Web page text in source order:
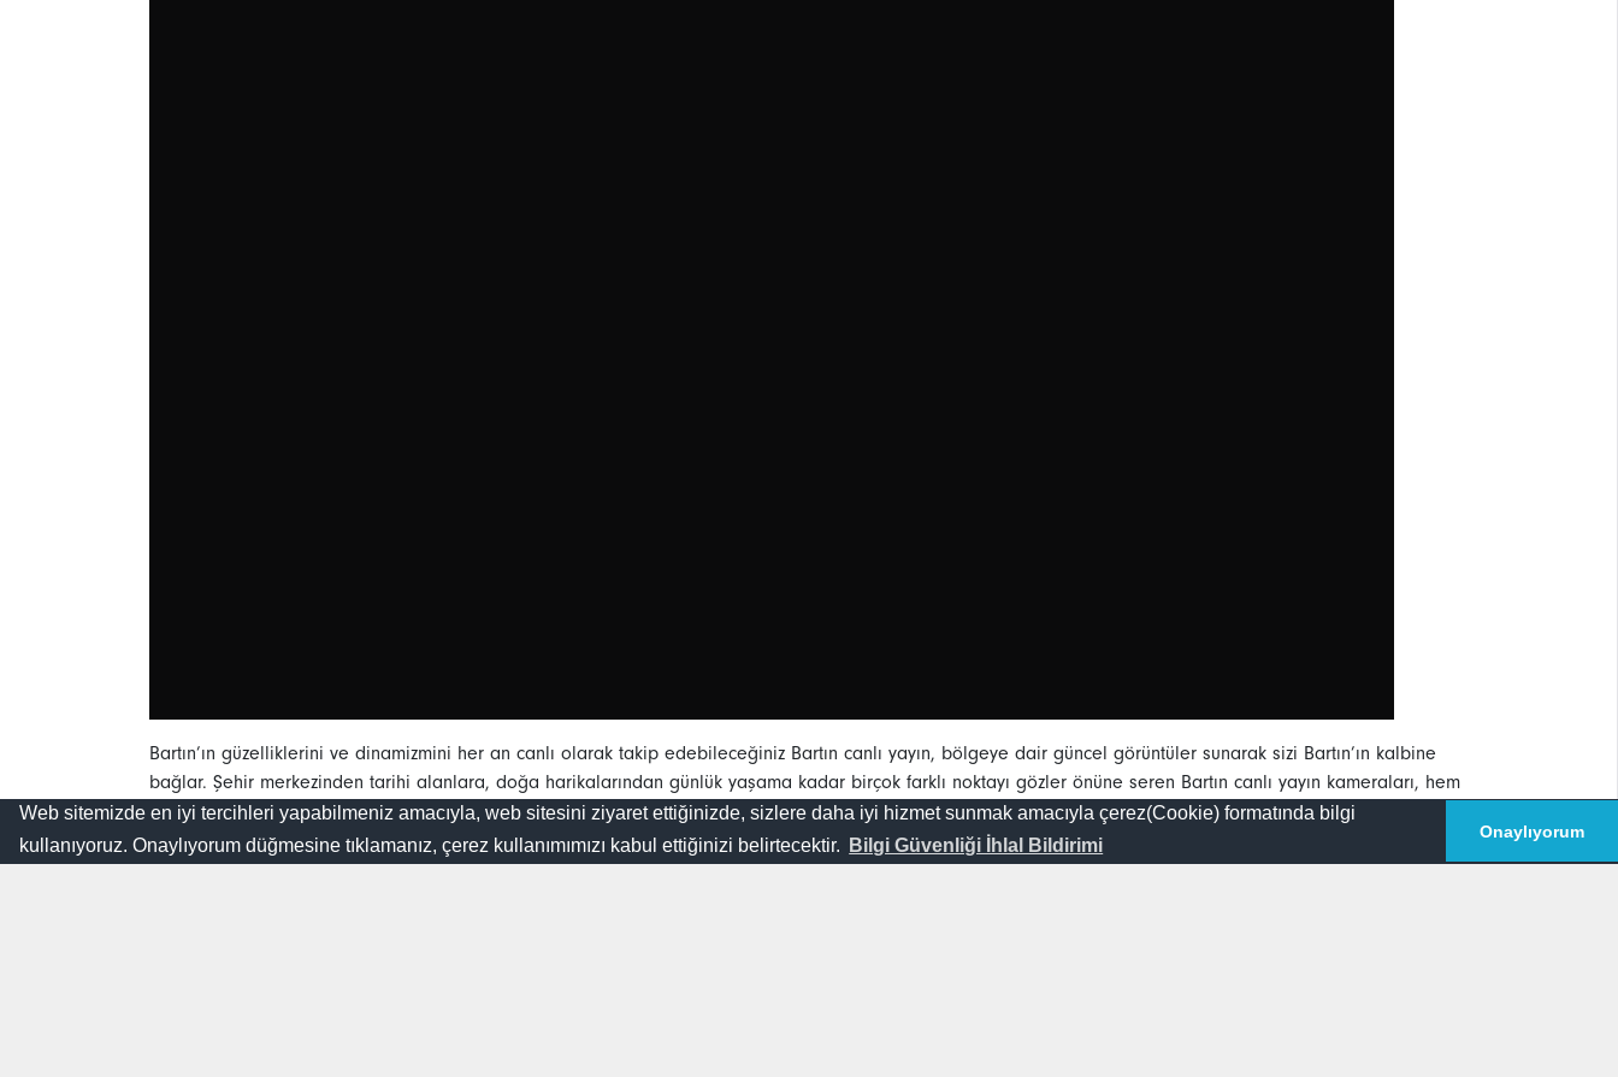
Web sitemizde en iyi tercihleri yapabilmeniz amacıyla, web sitesini ziyaret ettiğinizde, sizlere daha iyi hizmet sunmak amacıyla çerez(Cookie) formatında bilgi
kullanıyoruz. Onaylıyorum düğmesine tıklamanız, çerez kullanımımızı kabul ettiğinizi belirtecektir.
Bilgi Güvenliği İhlal Bildirimi
Onaylıyorum
Bartın’ın güzelliklerini ve dinamizmini her an canlı olarak takip edebileceğiniz Bartın canlı yayın, bölgeye dair güncel görüntüler sunarak sizi Bartın’ın kalbine
bağlar. Şehir merkezinden tarihi alanlara, doğa harikalarından günlük yaşama kadar birçok farklı noktayı gözler önüne seren Bartın canlı yayın kameraları, hem
şehirde yaşayanlar hem de uzakta olup memleket hasreti çekenler için bir köprü görevi görmektedir. Ayrıca, Bartın’da sağlık sektörünün öncüsü olan Özel Aktıp
Hastanesi, modern sağlık hizmetleriyle bölge halkının yanında olmaya devam ediyor. Hem yerel yaşamın dinamiklerini yakından izlemek hem de Bartın’daki
sağlık hizmetleri hakkında bilgi almak için canlı yayın seçenekleriyle siz de Bartın’ı kesintisiz bir şekilde izleyebilirsiniz!